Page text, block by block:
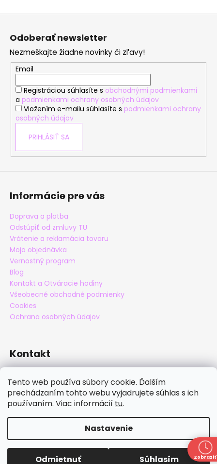
Tento web používa súbory cookie. Ďalším
prechádzaním tohto webu vyjadrujete súhlas s ich
používaním. Viac informácií tu.
Nastavenie
Odmietnuť Súhlasím
Zľava 30% zľava na nezľavnený tovar okrem papúč s
Z
Odoberať newsletter
Nezmeškajte žiadne novinky či zľavy!
Email
Registráciou súhlasíte s obchodnými podmienkami
a podmienkami ochrany osobných údajov
Vložením e-mailu súhlasíte s podmienkami ochrany
osobných údajov
PRIHLÁSIŤ SA
Informácie pre vás
Doprava a platba
Odstúpiť od zmluvy TU
Vrátenie a reklamácia tovaru
Moja objednávka
Vernostný program
Blog
Kontakt a Otváracie hodiny
Všeobecné obchodné podmienky
Cookies
Ochrana osobných údajov
Kontakt
+421 905 838 706
maxatko
maxatko_barefoot
Copyright 2026Maxatko. Všetky práva vyhradené.
Upraviť nastavenie cookies
Zobraziť